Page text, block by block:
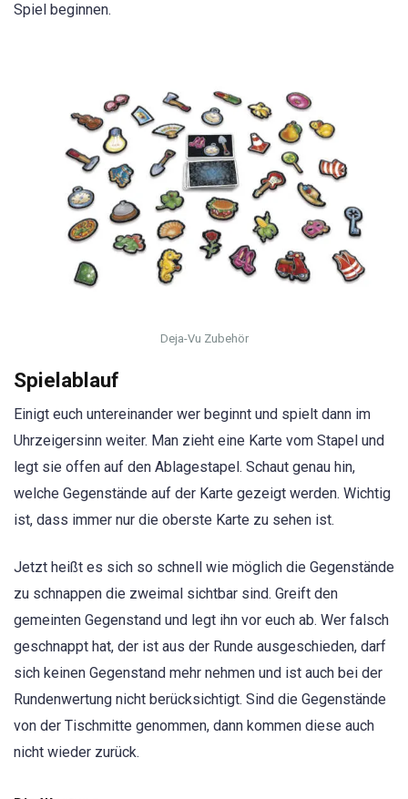
Spiel beginnen.
Deja-Vu Zubehör
Spielablauf
Einigt euch untereinander wer beginnt und spielt dann im
Uhrzeigersinn weiter. Man zieht eine Karte vom Stapel und
legt sie offen auf den Ablagestapel. Schaut genau hin,
welche Gegenstände auf der Karte gezeigt werden. Wichtig
ist, dass immer nur die oberste Karte zu sehen ist.
Jetzt heißt es sich so schnell wie möglich die Gegenstände
zu schnappen die zweimal sichtbar sind. Greift den
gemeinten Gegenstand und legt ihn vor euch ab. Wer falsch
geschnappt hat, der ist aus der Runde ausgeschieden, darf
sich keinen Gegenstand mehr nehmen und ist auch bei der
Rundenwertung nicht berücksichtigt. Sind die Gegenstände
von der Tischmitte genommen, dann kommen diese auch
nicht wieder zurück.